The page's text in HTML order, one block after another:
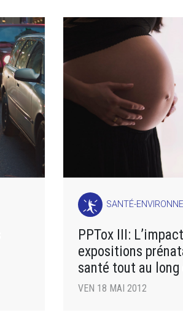
SANTÉ-
PPTox III:
expositions
santé tout au
VEN 18 MAI 2012